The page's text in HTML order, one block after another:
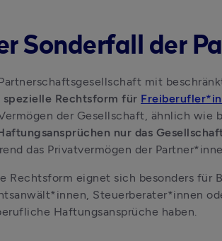
Sonderfall der
mit
spezielle Rechtsform für
nur das
das Privatvermögen der
Rechtsform eignet sich besonders für
Steuerberater*innen
Haftungsansprüche haben.